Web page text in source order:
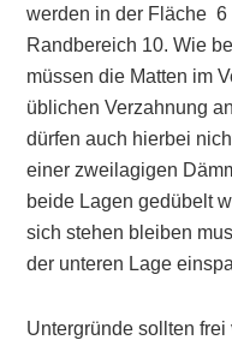
werden in der Fläche 6
Randbereich 10. Wie
müssen die Matten im
üblichen Verzahnung
dürfen auch hierbei
einer zweilagigen
beide Lagen gedübelt
sich stehen bleiben
der unteren Lage
Untergründe sollten